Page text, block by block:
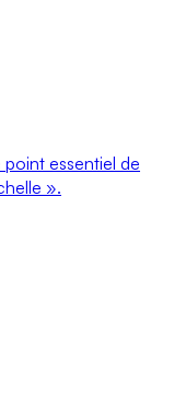
essentiel de
».